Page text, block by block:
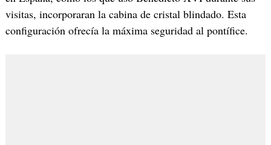
visitas, incorporaran la cabina de cristal blindado. Esta
configuración ofrecía la máxima seguridad al pontífice.